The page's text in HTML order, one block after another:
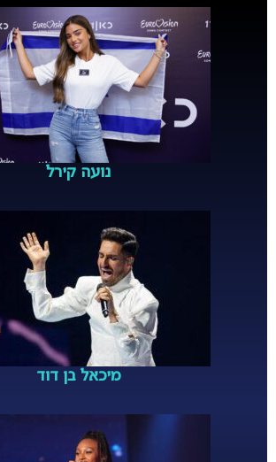
נועה קירל
מיכאל בן דוד